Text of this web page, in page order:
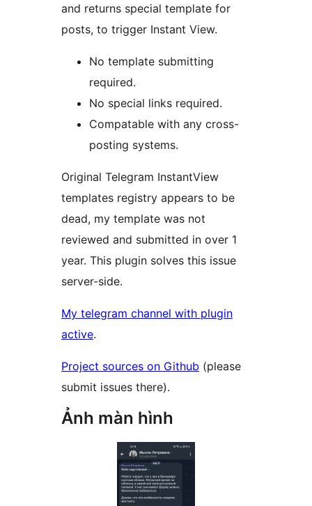
and returns special template for
posts, to trigger Instant View.
No template submitting
required.
No special links required.
Compatable with any cross-
posting systems.
Original Telegram InstantView
templates registry appears to be
dead, my template was not
reviewed and submitted in over 1
year. This plugin solves this issue
server-side.
My telegram channel with plugin
active.
Project sources on Github (please
submit issues there).
Ảnh màn hình